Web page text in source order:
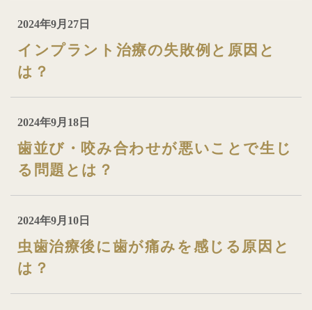
2024年9月27日
インプラント治療の失敗例と原因と
は？
2024年9月18日
歯並び・咬み合わせが悪いことで生じ
る問題とは？
2024年9月10日
虫歯治療後に歯が痛みを感じる原因と
は？